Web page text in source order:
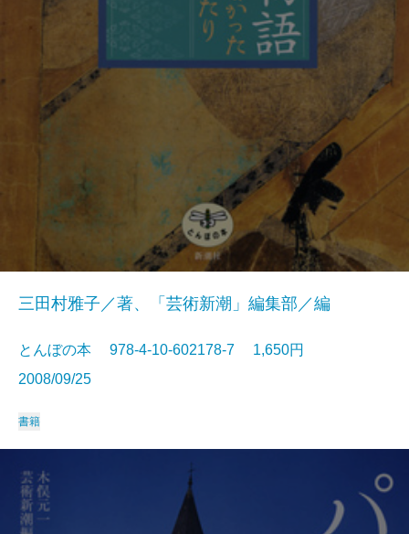
三田村雅子／著、「芸術新潮」編集部／編
とんぼの本 978-4-10-602178-7 1,650円
2008/09/25
書籍